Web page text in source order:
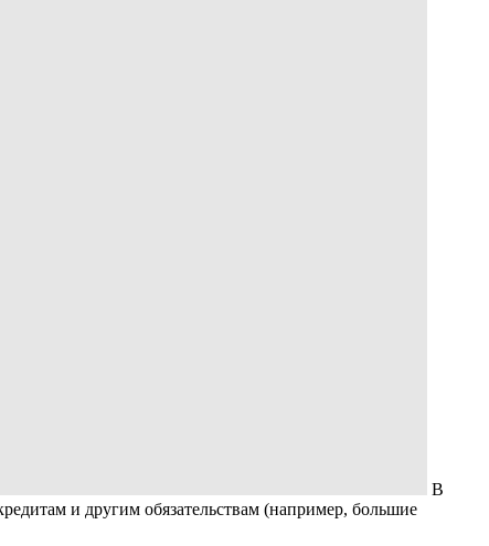
В
и другим обязательствам (например, большие